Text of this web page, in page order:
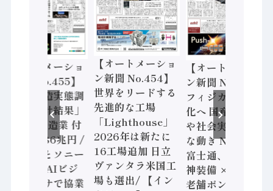
【オートメーショ
ン新聞 No.455】
「経済構造実態調
査二次集計結果」
2024年製造業 付
加価値額86兆円 /
三菱電機とソニー
セミコン AIビジ
ョンセンサで協業
【オートメーショ
ン新聞 No.454】
世界をリードする
先進的な工場
「Lighthouse」
2026年は新たに
16工場追加 日立
ヴァンタラ米国工
場も選出/ 【イン
【オートメーショ
ン新聞 No.453】
フィジカルAI本格
化へ 国産AI開発
や社会実装に活発
な動き Noetra、
富士通、日立 / 兵
神装備 × HMS、
老舗ポンプメーカ